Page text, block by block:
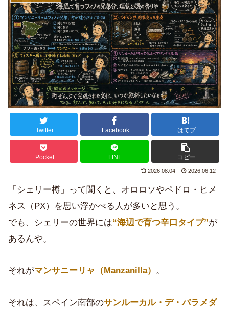
Twitter Facebook はてブ
Pocket LINE コピー
2026.08.04 2026.06.12
「シェリー樽」って聞くと、オロロソやペドロ・ヒメ
ネス（PX）を思い浮かべる人が多いと思う。
でも、シェリーの世界には“海辺で育つ辛口タイプ”が
あるんや。
それがマンサニーリャ（Manzanilla） 。
それは、スペイン南部のサンルーカル・デ・バラメダ